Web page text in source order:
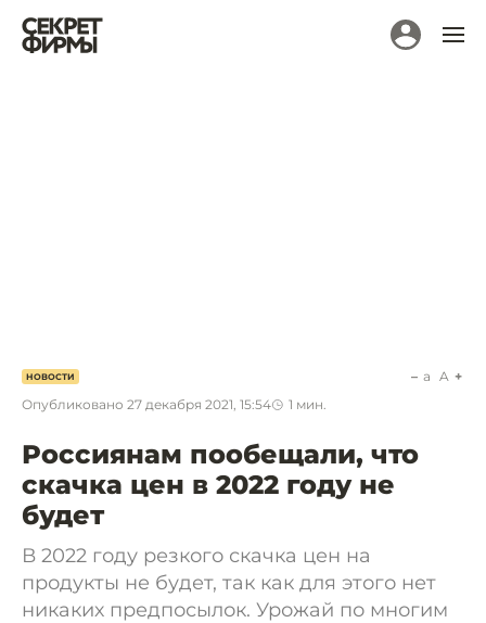
НОВОСТИ
Опубликовано 27 декабря 2021, 15:54 1 мин.
a A
Россиянам пообещали, что
скачка цен в 2022 году не
будет
В 2022 году резкого скачка цен на
продукты не будет, так как для этого нет
никаких предпосылок. Урожай по многим